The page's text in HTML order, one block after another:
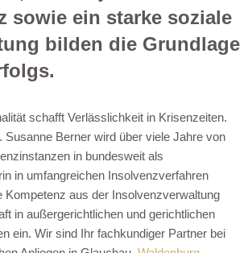
sowie ein starke soziale
bilden die Grundlage
schafft Verlässlichkeit in Krisenzeiten.
Susanne Berner wird über viele Jahre von
in bundesweit als
in umfangreichen Insolvenzverfahren
Kompetenz aus der Insolvenzverwaltung
in außergerichtlichen und gerichtlichen
ein. Wir sind Ihr fachkundiger Partner bei